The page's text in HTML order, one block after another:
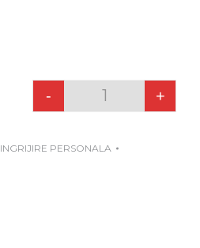
Quantity
- +
INGRIJIRE PERSONALA